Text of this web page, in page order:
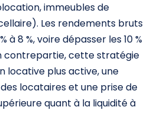
immeubles de
Les rendements bruts
à 8 %, voire dépasser les 10 %
contrepartie, cette stratégie
locative plus active, une
locataires et une prise de
quant à la liquidité à